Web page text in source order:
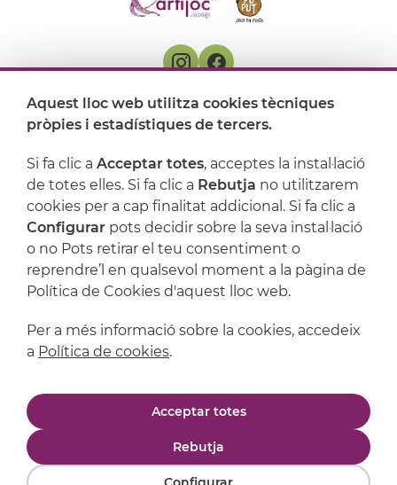
On ens trobem
Suport
Política de privacitat
Aquest lloc web utilitza cookies tècniques
pròpies i estadístiques de tercers.
Si fa clic a Acceptar totes, acceptes la instal·lació
de totes elles. Si fa clic a Rebutja no utilitzarem
cookies per a cap finalitat addicional. Si fa clic a
Configurar pots decidir sobre la seva instal·lació
o no Pots retirar el teu consentiment o
reprendre’l en qualsevol moment a la pàgina de
Política de Cookies d'aquest lloc web.
Per a més informació sobre la cookies, accedeix
a Política de cookies.
Acceptar totes
Rebutja